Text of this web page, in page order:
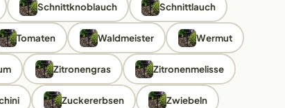
Schnittknoblauch Schnittlauch
Tomaten Waldmeister Wermut
Zitronengras Zitronenmelisse
Zuckererbsen Zwiebeln